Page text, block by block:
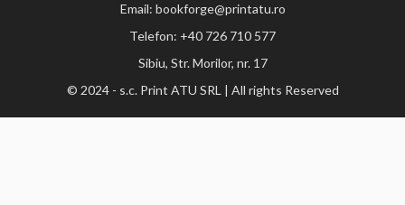
Email: bookforge@printatu.ro
Telefon: +40 726 710 577
Sibiu, Str. Morilor, nr. 17
© 2024 - s.c. Print ATU SRL | All rights Reserved